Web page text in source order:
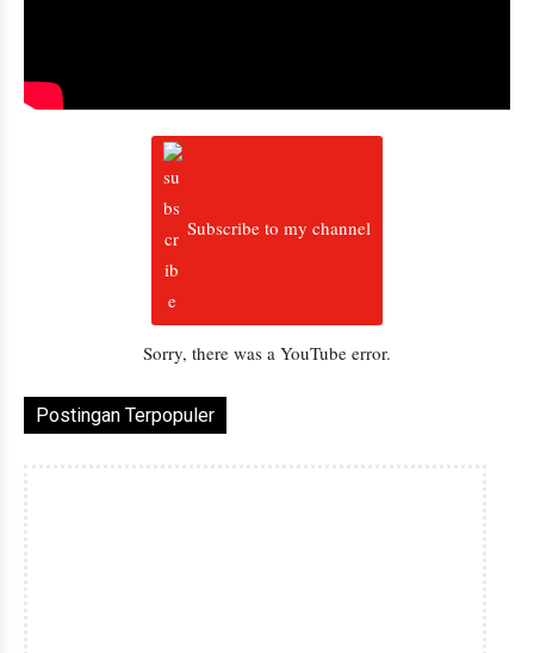
Subscribe to my channel
Sorry, there was a YouTube error.
Postingan Terpopuler